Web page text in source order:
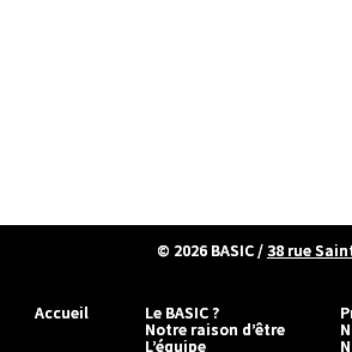
© 2026 BASIC/38 rue
Accueil Le BASIC ?
Notre raison d’être
L’équipe